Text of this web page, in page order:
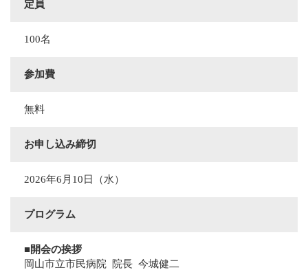
定員
100名
参加費
無料
お申し込み締切
2026年6月10日（水）
プログラム
■開会の挨拶
岡山市立市民病院 院長 今城健二